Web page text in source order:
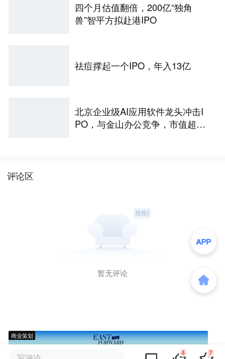
四个月估值翻倍，200亿“独角
兽”智平方拟赴港IPO
祛痘撑起一个IPO，年入13亿
北京企业级AI应用软件龙头冲击I
PO，与金山办公竞争，市值超33
评论区
暂无评论
商业策划
4 7